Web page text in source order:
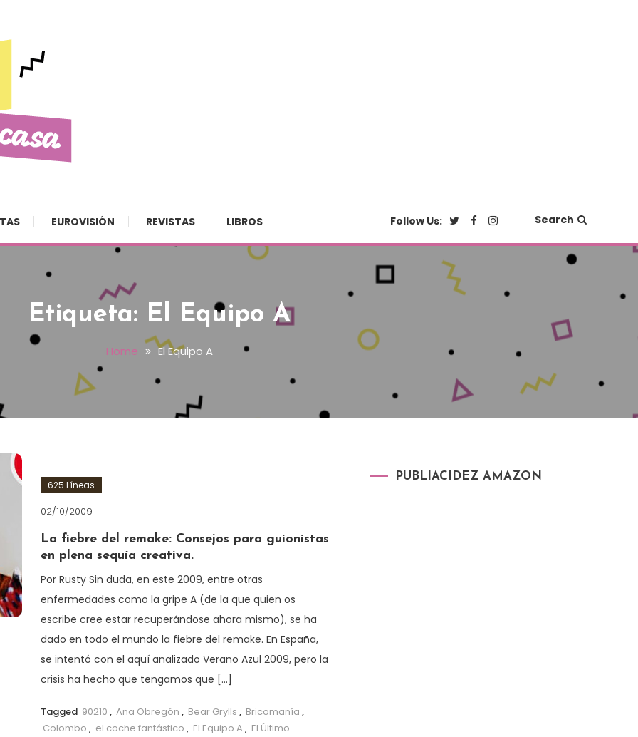
EUROVISIÓN REVISTAS LIBROS Follow Us: Search
Etiqueta: El Equipo A
Home El Equipo A
625 Líneas
02/10/2009
La fiebre del remake: Consejos para guionistas
en plena sequía creativa.
Por Rusty Sin duda, en este 2009, entre otras
enfermedades como la gripe A (de la que quien os
escribe cree estar recuperándose ahora mismo), se ha
dado en todo el mundo la fiebre del remake. En España,
se intentó con el aquí analizado Verano Azul 2009, pero la
crisis ha hecho que tengamos que […]
Tagged 90210 , Ana Obregón , Bear Grylls , Bricomanía ,
Colombo , el coche fantástico , El Equipo A , El Último
PUBLIACIDEZ AMAZON